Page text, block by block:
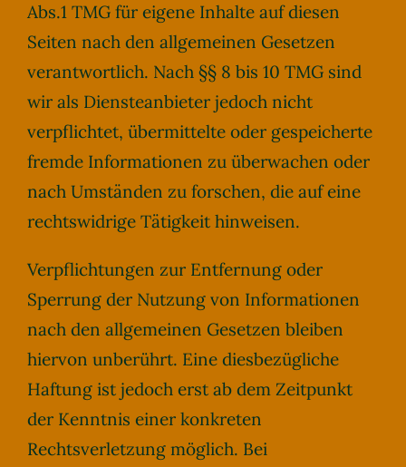
Abs.1 TMG für eigene Inhalte auf diesen
Seiten nach den allgemeinen Gesetzen
verantwortlich. Nach §§ 8 bis 10 TMG sind
wir als Diensteanbieter jedoch nicht
verpflichtet, übermittelte oder gespeicherte
fremde Informationen zu überwachen oder
nach Umständen zu forschen, die auf eine
rechtswidrige Tätigkeit hinweisen.
Verpflichtungen zur Entfernung oder
Sperrung der Nutzung von Informationen
nach den allgemeinen Gesetzen bleiben
hiervon unberührt. Eine diesbezügliche
Haftung ist jedoch erst ab dem Zeitpunkt
der Kenntnis einer konkreten
Rechtsverletzung möglich. Bei